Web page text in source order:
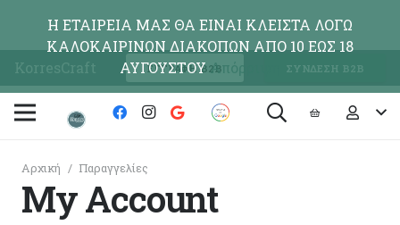
KorresCraft ΕΓΓΡΑΦΗ Β2Β ΣΥΝΔΕΣΗ Β2Β
Αρχική / Παραγγελίες
My Account
Η ΕΤΑΙΡΕΙΑ ΜΑΣ ΘΑ ΕΙΝΑΙ ΚΛΕΙΣΤΑ ΛΟΓΩ
ΚΑΛΟΚΑΙΡΙΝΩΝ ΔΙΑΚΟΠΩΝ ΑΠΟ 10 ΕΩΣ 18
ΑΥΓΟΥΣΤΟΥΑπόρριψη